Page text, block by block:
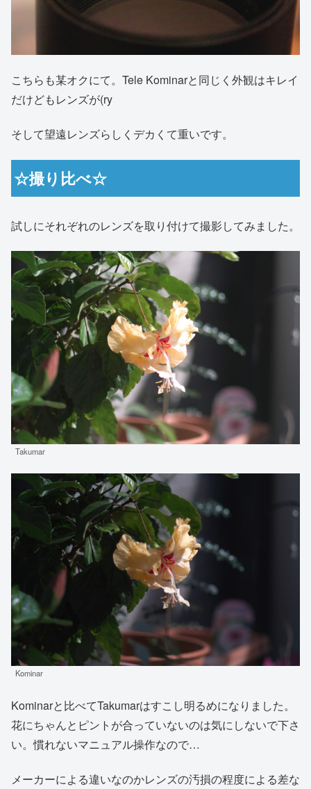
こちらも某オクにて。Tele Kominarと同じく外観はキレイ
だけどもレンズが(ry
そして望遠レンズらしくデカくて重いです。
☆撮り比べ☆
試しにそれぞれのレンズを取り付けて撮影してみました。
Takumar
Kominar
Kominarと比べてTakumarはすこし明るめになりました。
花にちゃんとピントが合っていないのは気にしないで下さ
い。慣れないマニュアル操作なので…
メーカーによる違いなのかレンズの汚損の程度による差な